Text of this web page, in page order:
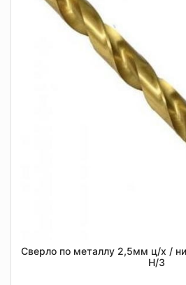
Сверло по металлу 2,5мм ц/х /
Н/З